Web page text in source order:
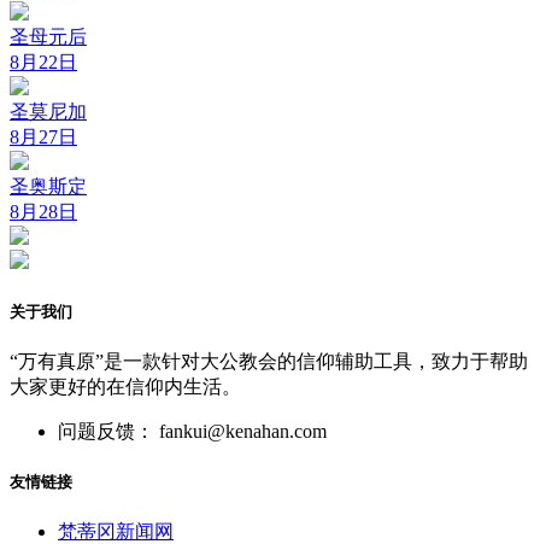
圣母元后
8月22日
圣莫尼加
8月27日
圣奥斯定
8月28日
关于我们
“万有真原”是一款针对大公教会的信仰辅助工具，致力于帮助
大家更好的在信仰内生活。
问题反馈： fankui@kenahan.com
友情链接
梵蒂冈新闻网